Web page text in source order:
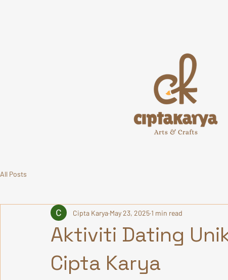
All Posts
Aktiviti Dating
Cipta Karya
Cipta Karya May 23, 2025 1 min read